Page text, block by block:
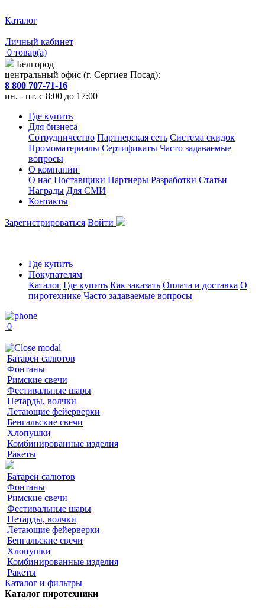
Каталог
Личный кабинет
0 товар(а)
Белгород
центральный офис (г. Сергиев Посад):
8 800 707-71-16
пн. - пт. с 8:00 до 17:00
Где купить
Для бизнеса
Сотрудничество Партнерская сеть Система скидок
Промоматериалы Сертификаты Часто задаваемые
вопросы
О компании
О нас Поставщики Партнеры Разработки Статьи
Награды Для СМИ
Контакты
Зарегистрироваться Войти
Где купить
Покупателям
Каталог Где купить Как заказать Оплата и доставка О
пиротехнике Часто задаваемые вопросы
0
Батареи салютов
Фонтаны
Римские свечи
Фестивальные шары
Петарды, волчки
Летающие фейерверки
Бенгальские свечи
Хлопушки
Комбинированные изделия
Ракеты
Батареи салютов
Фонтаны
Римские свечи
Фестивальные шары
Петарды, волчки
Летающие фейерверки
Бенгальские свечи
Хлопушки
Комбинированные изделия
Ракеты
Каталог и фильтры
Каталог пиротехники